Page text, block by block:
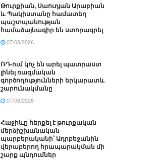
Թուրքիան, Սաուդյան Արաբիան
և Պակիստանը համատեղ
պաշտպանության
համաձայնագիր են ստորագրել
07/08/2026
ՌԴ-ում կոչ են արել պատրաստ
լինել ռազմական
գործողությունների երկարատև
շարունակմանը
07/08/2026
Հաջիևը հերքել է թուրքական
մերձիշխանական
պարբերականի՝ Ադրբեջանին
վերաբերող հրապարակման մի
շարք պնդումներ